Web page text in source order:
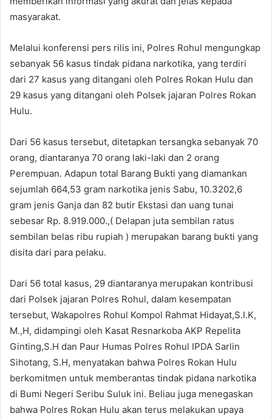
masyarakat.
Melalui konferensi pers rilis ini, Polres Rohul mengungkap
sebanyak 56 kasus tindak pidana narkotika, yang terdiri
dari 27 kasus yang ditangani oleh Polres Rokan Hulu dan
29 kasus yang ditangani oleh Polsek jajaran Polres Rokan
Hulu.
Dari 56 kasus tersebut, ditetapkan tersangka sebanyak 70
orang, diantaranya 70 orang laki-laki dan 2 orang
Perempuan. Adapun total Barang Bukti yang diamankan
sejumlah 664,53 gram narkotika jenis Sabu, 10.3202,6
gram jenis Ganja dan 82 butir Ekstasi dan uang tunai
sebesar Rp. 8.919.000.,( Delapan juta sembilan ratus
sembilan belas ribu rupiah ) merupakan barang bukti yang
disita dari para pelaku.
Dari 56 total kasus, 29 diantaranya merupakan kontribusi
dari Polsek jajaran Polres Rohul, dalam kesempatan
tersebut, Wakapolres Rohul Kompol Rahmat Hidayat,S.I.K,
M.,H, didampingi oleh Kasat Resnarkoba AKP Repelita
Ginting,S.H dan Paur Humas Polres Rohul IPDA Sarlin
Sihotang, S.H, menyatakan bahwa Polres Rokan Hulu
berkomitmen untuk memberantas tindak pidana narkotika
di Bumi Negeri Seribu Suluk ini. Beliau juga menegaskan
bahwa Polres Rokan Hulu akan terus melakukan upaya